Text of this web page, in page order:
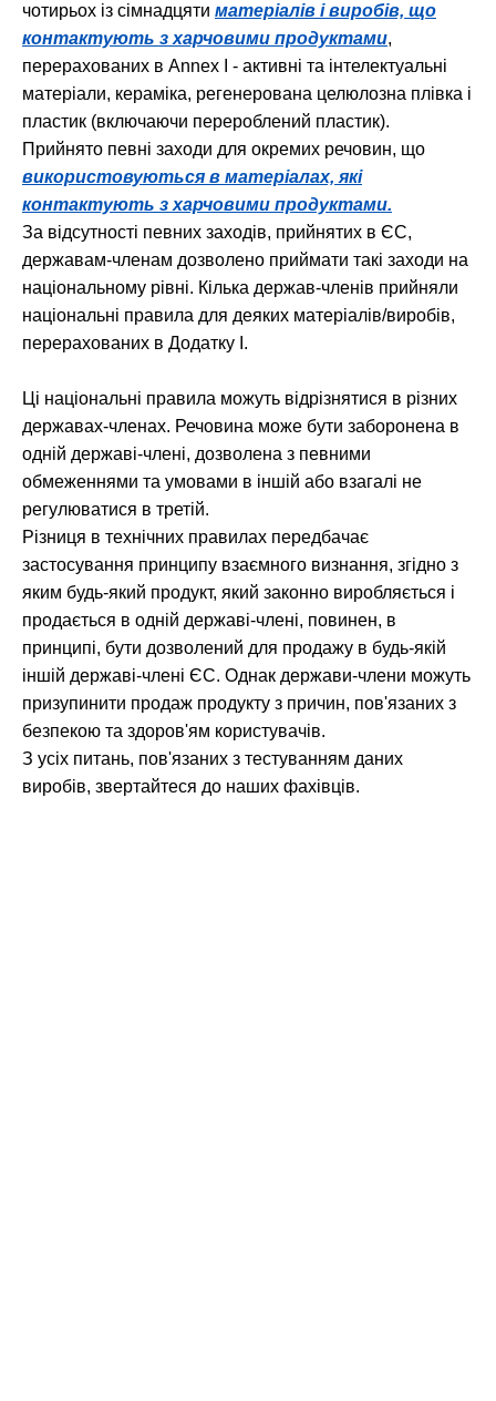
чотирьох із сімнадцяти матеріалів і виробів, що
контактують з харчовими продуктами,
перерахованих в Annex I - активні та інтелектуальні
матеріали, кераміка, регенерована целюлозна плівка і
пластик (включаючи перероблений пластик).
Прийнято певні заходи для окремих речовин, що
використовуються в матеріалах, які
контактують з харчовими продуктами.
За відсутності певних заходів, прийнятих в ЄС,
державам-членам дозволено приймати такі заходи на
національному рівні. Кілька держав-членів прийняли
національні правила для деяких матеріалів/виробів,
перерахованих в Додатку I.
Ці національні правила можуть відрізнятися в різних
державах-членах. Речовина може бути заборонена в
одній державі-члені, дозволена з певними
обмеженнями та умовами в іншій або взагалі не
регулюватися в третій.
Різниця в технічних правилах передбачає
застосування принципу взаємного визнання, згідно з
яким будь-який продукт, який законно виробляється і
продається в одній державі-члені, повинен, в
принципі, бути дозволений для продажу в будь-якій
іншій державі-члені ЄС. Однак держави-члени можуть
призупинити продаж продукту з причин, пов'язаних з
безпекою та здоров'ям користувачів.
З усіх питань, пов'язаних з тестуванням даних
виробів, звертайтеся до наших фахівців.